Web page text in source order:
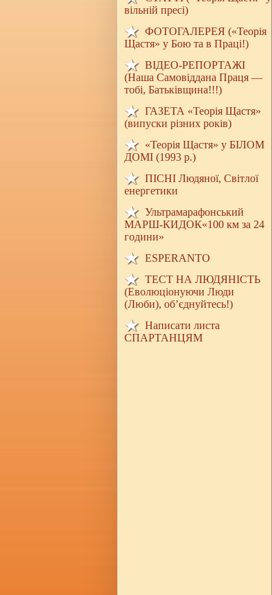
вільній пресі)
ФОТОГАЛЕРЕЯ («Теорія
Щастя» у Бою та в Праці!)
ВІДЕО-РЕПОРТАЖІ
(Наша Самовіддана Праця —
тобі, Батьківщина!!!)
ГАЗЕТА «Теорія Щастя»
(випуски різних років)
«Теорія Щастя» у БІЛОМ
ДОМI (1993 р.)
ПІСНІ Людяної, Світлої
енергетики
Ультрамарафонський
МАРШ-КИДОК«100 км за 24
години»
ESPERANTO
ТЕСТ НА ЛЮДЯНIСТЬ
(Еволюціонуючи Люди
(Люби), об’єднуйтесь!)
Написати листа
СПАРТАНЦЯМ